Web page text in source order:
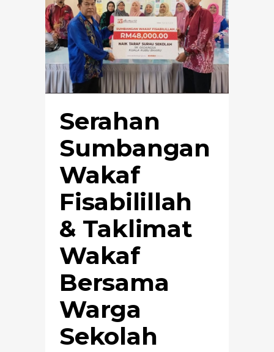
Serahan
Sumbangan
Wakaf
Fisabilillah
& Taklimat
Wakaf
Bersama
Warga
Sekolah